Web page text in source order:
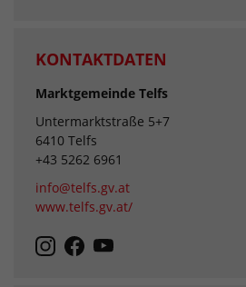
KONTAKTDATEN
Marktgemeinde Telfs
Untermarktstraße 5+7
6410 Telfs
+43 5262 6961
info@telfs.gv.at
www.telfs.gv.at/